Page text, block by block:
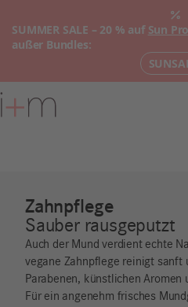
SUMMER SALE – 20 % auf Sun
außer Bundles:
Zum
Hauptinhalt
Zahnpflege
Sauber rausgeputzt
Auch der Mund verdient echte
vegane Zahnpflege reinigt sanft
Parabenen, künstlichen Aromen
Für ein angenehm frisches